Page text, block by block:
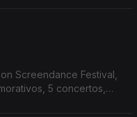
Screendance Festival,
5 concertos,